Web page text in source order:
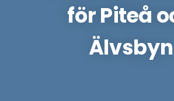
för Piteå
Älvsbyn